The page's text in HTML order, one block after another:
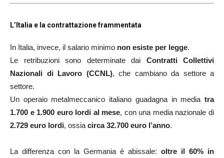
L’Italia e la contrattazione frammentata
In Italia, invece, il salario minimo non esiste per legge.
Le retribuzioni sono determinate dai Contratti Collettivi
Nazionali di Lavoro (CCNL), che cambiano da settore a
settore.
Un operaio metalmeccanico italiano guadagna in media tra
1.700 e 1.900 euro lordi al mese, con una media nazionale di
2.729 euro lordi, ossia circa 32.700 euro l’anno.
La differenza con la Germania è abissale: oltre il 60% in